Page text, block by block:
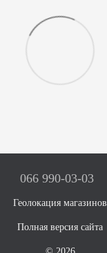
066 990-03-03
Геолокация магазинов
Полная версия сайта